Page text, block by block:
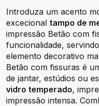
Introduza um acento
excecional tampo de
impressão Betão com
funcionalidade,
elemento decorativo
Betão com fissuras é
de jantar, estúdios ou
vidro temperado,
impressão intensa.